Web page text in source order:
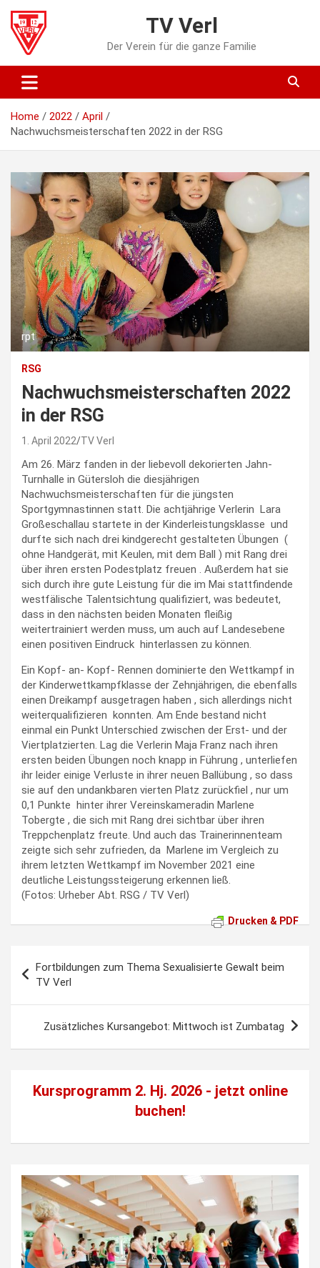
content
TV Verl
Der Verein für die ganze Familie
Home 2022
April
Nachwuchsmeisterschaften 2022 in der RSG
rpt
RSG
Nachwuchsmeisterschaften 2022
in der RSG
1. April 2022 TV Verl
Am 26. März fanden in der liebevoll dekorierten Jahn-
Turnhalle in Gütersloh die diesjährigen
Nachwuchsmeisterschaften für die jüngsten
Sportgymnastinnen statt. Die achtjährige Verlerin Lara
Großeschallau startete in der Kinderleistungsklasse und
durfte sich nach drei kindgerecht gestalteten Übungen (
ohne Handgerät, mit Keulen, mit dem Ball ) mit Rang drei
über ihren ersten Podestplatz freuen . Außerdem hat sie
sich durch ihre gute Leistung für die im Mai stattfindende
westfälische Talentsichtung qualifiziert, was bedeutet,
dass in den nächsten beiden Monaten fleißig
weitertrainiert werden muss, um auch auf Landesebene
einen positiven Eindruck hinterlassen zu können.
Ein Kopf- an- Kopf- Rennen dominierte den Wettkampf in
der Kinderwettkampfklasse der Zehnjährigen, die ebenfalls
einen Dreikampf ausgetragen haben , sich allerdings nicht
weiterqualifizieren konnten. Am Ende bestand nicht
einmal ein Punkt Unterschied zwischen der Erst- und der
Viertplatzierten. Lag die Verlerin Maja Franz nach ihren
ersten beiden Übungen noch knapp in Führung , unterliefen
ihr leider einige Verluste in ihrer neuen Ballübung , so dass
sie auf den undankbaren vierten Platz zurückfiel , nur um
0,1 Punkte hinter ihrer Vereinskameradin Marlene
Tobergte , die sich mit Rang drei sichtbar über ihren
Treppchenplatz freute. Und auch das Trainerinnenteam
zeigte sich sehr zufrieden, da Marlene im Vergleich zu
ihrem letzten Wettkampf im November 2021 eine
deutliche Leistungssteigerung erkennen ließ.
(Fotos: Urheber Abt. RSG / TV Verl)
Drucken & PDF
Fortbildungen zum Thema Sexualisierte Gewalt beim
TV Verl
Zusätzliches Kursangebot: Mittwoch ist Zumbatag
Kursprogramm 2. Hj. 2026 - jetzt online
buchen!